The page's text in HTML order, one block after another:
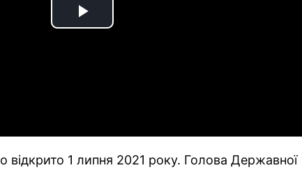
Play
відкрито 1 липня 2021 року. Голова Державної